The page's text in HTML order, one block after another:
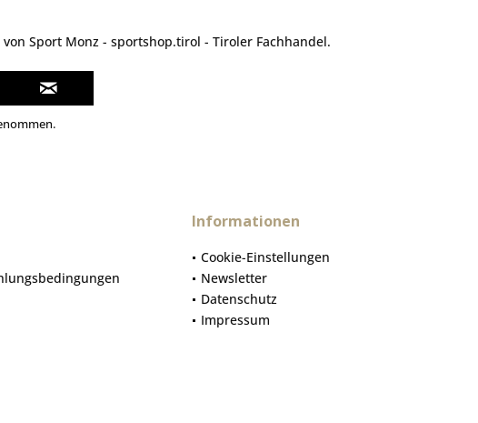
Sport Monz - sportshop.tirol - Tiroler Fachhandel.
Informationen
Cookie-Einstellungen
Newsletter
Datenschutz
Impressum